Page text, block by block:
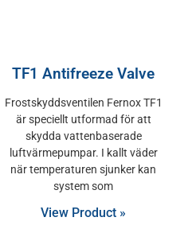
TF1 Antifreeze Valve
Frostskyddsventilen Fernox TF1
är speciellt utformad för att
skydda vattenbaserade
luftvärmepumpar. I kallt väder
när temperaturen sjunker kan
system som
View Product »